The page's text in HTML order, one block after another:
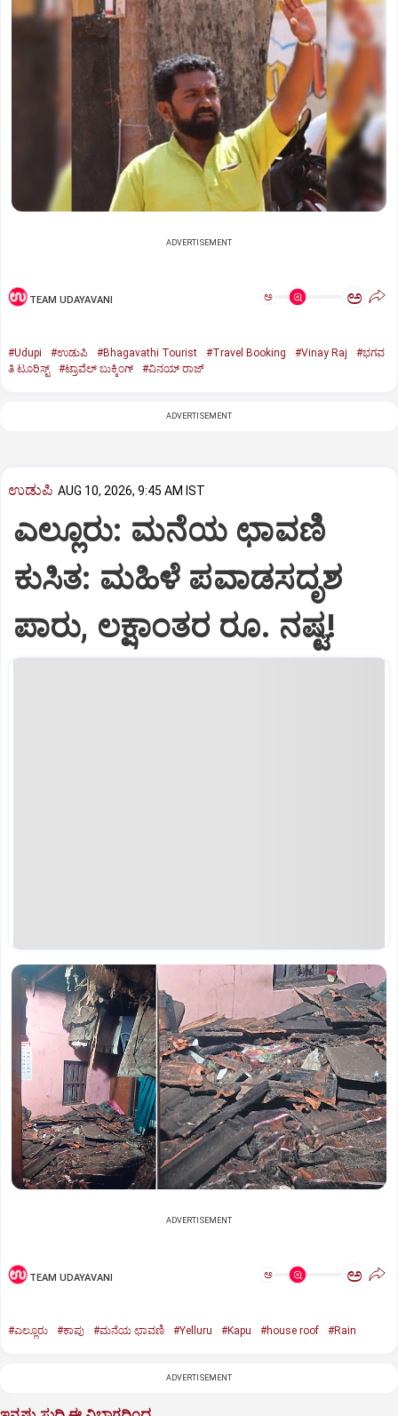
ADVERTISEMENT
TEAM UDAYAVANI ಅ ಅ
#Udupi #ಉಡುಪಿ #Bhagavathi Tourist #Travel Booking #Vinay Raj
#ಭಗವ
ತಿ ಟೂರಿಸ್ಟ್
#ಟ್ರಾವೆಲ್ ಬುಕ್ಕಿಂಗ್ #ವಿನಯ್ ರಾಜ್
ADVERTISEMENT
ಉಡುಪಿ AUG 10, 2026, 9:45 AM IST
ಎಲ್ಲೂರು: ಮನೆಯ ಛಾವಣಿ
ಕುಸಿತ: ಮಹಿಳೆ ಪವಾಡಸದೃಶ
ಪಾರು, ಲಕ್ಷಾಂತರ ರೂ. ನಷ್ಟ!
ADVERTISEMENT
TEAM UDAYAVANI ಅ ಅ
#ಎಲ್ಲೂರು #ಕಾಪು #ಮನೆಯ ಛಾವಣಿ #Yelluru #Kapu #house roof #Rain
ADVERTISEMENT